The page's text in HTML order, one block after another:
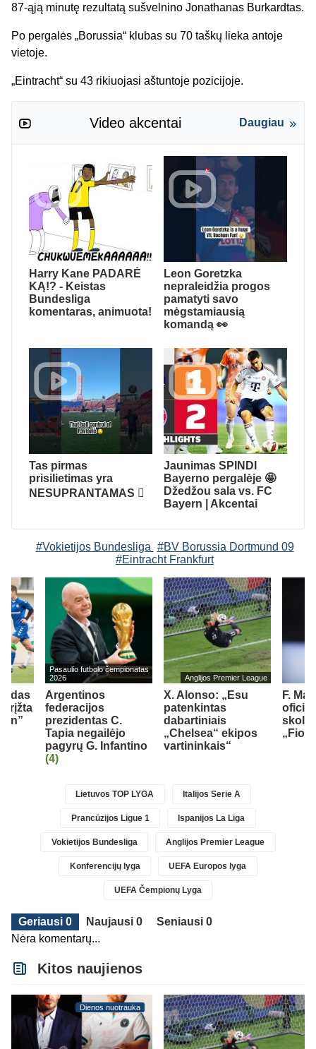
87-ąją minutę rezultatą sušvelnino Jonathanas Burkardtas.
Po pergalės „Borussia“ klubas su 70 taškų lieka antoje
vietoje.
„Eintracht“ su 43 rikiuojasi aštuntoje pozicijoje.
Video akcentai Daugiau
Harry Kane PADARĖ
KĄ!? - Keistas
Bundesliga
komentaras, animuota!
Leon Goretzka
nepraleidžia progos
pamatyti savo
mėgstamiausią
komandą 👀
Tas pirmas
prisilietimas yra
NESUPRANTAMAS 🫪
Jaunimas SPINDI
Bayerno pergalėje 🤩
Džedžou sala vs. FC
Bayern | Akcentai
#Vokietijos Bundesliga #BV Borussia Dortmund 09
#Eintracht Frankfurt
Pasaulio futbolo čempionatas
2026
Argentinos
federacijos
prezidentas C.
Tapia negailėjo
pagyrų G. Infantino
(4)
Anglijos Premier League
X. Alonso: „Esu
patenkintas
dabartiniais
„Chelsea“ ekipos
vartininkais“
F.
Lietuvos TOP LYGA Italijos Serie A
Prancūzijos Ligue 1 Ispanijos La Liga
Vokietijos Bundesliga Anglijos Premier League
Konferencijų lyga UEFA Europos lyga
UEFA Čempionų Lyga
Geriausi 0 Naujausi 0
Seniausi 0
Nėra komentarų...
Kitos naujienos
Dienos nuotrauka